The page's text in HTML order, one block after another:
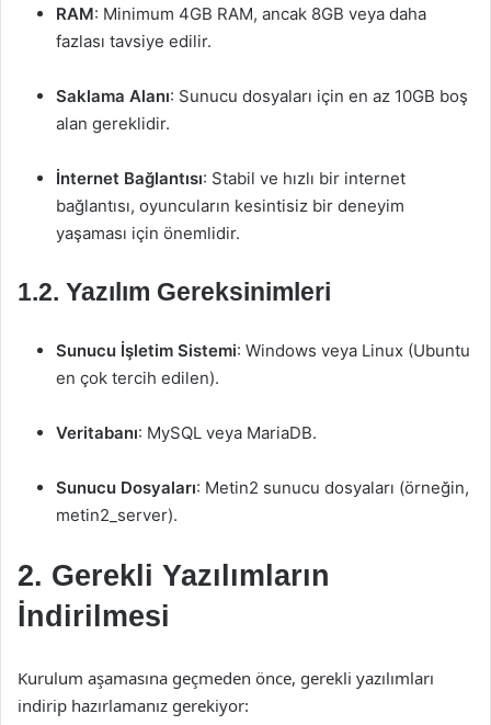
RAM: Minimum 4GB RAM, ancak 8GB veya daha
fazlası tavsiye edilir.
Saklama Alanı: Sunucu dosyaları için en az 10GB boş
alan gereklidir.
İnternet Bağlantısı: Stabil ve hızlı bir internet
bağlantısı, oyuncuların kesintisiz bir deneyim
yaşaması için önemlidir.
1.2. Yazılım Gereksinimleri
Sunucu İşletim Sistemi: Windows veya Linux (Ubuntu
en çok tercih edilen).
Veritabanı: MySQL veya MariaDB.
Sunucu Dosyaları: Metin2 sunucu dosyaları (örneğin,
metin2_server).
2. Gerekli Yazılımların
İndirilmesi
Kurulum aşamasına geçmeden önce, gerekli yazılımları
indirip hazırlamanız gerekiyor: